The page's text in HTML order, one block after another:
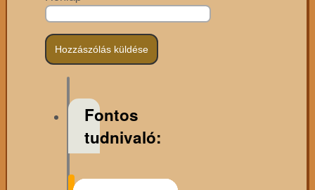
Fontos
tudnivaló: